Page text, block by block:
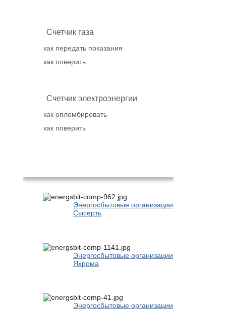
Счетчик газа
как передать показания
как поверить
Счетчик электроэнергии
как опломбировать
как поверить
Энергосбытовые организации
Сысерть
Энергосбытовые организации
Яхрома
Энергосбытовые организации